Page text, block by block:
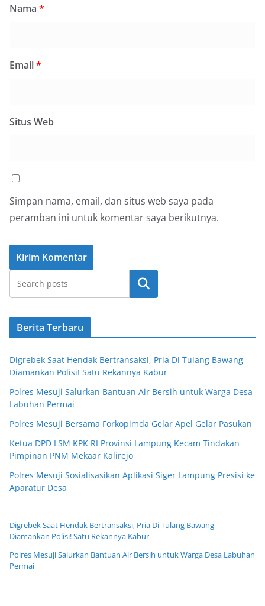
Nama *
Email*
Situs Web
Simpan nama, email, dan situs web saya pada
peramban ini untuk komentar saya berikutnya.
Cari
Berita Terbaru
Digrebek Saat Hendak Bertransaksi, Pria Di Tulang Bawang
Diamankan Polisi! Satu Rekannya Kabur
Polres Mesuji Salurkan Bantuan Air Bersih untuk Warga Desa
Labuhan Permai
Polres Mesuji Bersama Forkopimda Gelar Apel Gelar Pasukan
Ketua DPD LSM KPK RI Provinsi Lampung Kecam Tindakan
Pimpinan PNM Mekaar Kalirejo
Polres Mesuji Sosialisasikan Aplikasi Siger Lampung Presisi ke
Aparatur Desa
Digrebek Saat Hendak Bertransaksi, Pria Di Tulang Bawang
Diamankan Polisi! Satu Rekannya Kabur
Polres Mesuji Salurkan Bantuan Air Bersih untuk Warga Desa Labuhan
Permai